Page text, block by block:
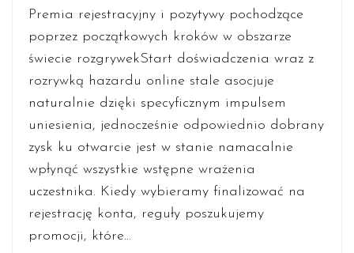
Premia rejestracyjny i pozytywy pochodzące
poprzez początkowych kroków w obszarze
świecie rozgrywekStart doświadczenia wraz z
rozrywką hazardu online stale asocjuje
naturalnie dzięki specyficznym impulsem
uniesienia, jednocześnie odpowiednio dobrany
zysk ku otwarcie jest w stanie namacalnie
wpłynąć wszystkie wstępne wrażenia
uczestnika. Kiedy wybieramy finalizować na
rejestrację konta, reguły poszukujemy
promocji, które...